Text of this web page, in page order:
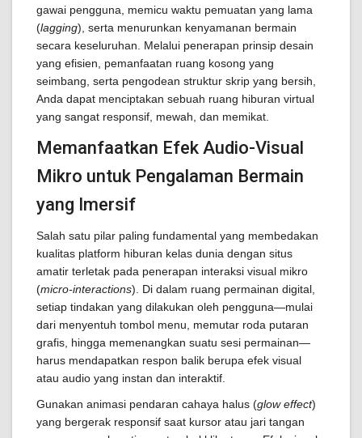
gawai pengguna, memicu waktu pemuatan yang lama
(lagging), serta menurunkan kenyamanan bermain
secara keseluruhan. Melalui penerapan prinsip desain
yang efisien, pemanfaatan ruang kosong yang
seimbang, serta pengodean struktur skrip yang bersih,
Anda dapat menciptakan sebuah ruang hiburan virtual
yang sangat responsif, mewah, dan memikat.
Memanfaatkan Efek Audio-Visual
Mikro untuk Pengalaman Bermain
yang Imersif
Salah satu pilar paling fundamental yang membedakan
kualitas platform hiburan kelas dunia dengan situs
amatir terletak pada penerapan interaksi visual mikro
(micro-interactions). Di dalam ruang permainan digital,
setiap tindakan yang dilakukan oleh pengguna—mulai
dari menyentuh tombol menu, memutar roda putaran
grafis, hingga memenangkan suatu sesi permainan—
harus mendapatkan respon balik berupa efek visual
atau audio yang instan dan interaktif.
Gunakan animasi pendaran cahaya halus (glow effect)
yang bergerak responsif saat kursor atau jari tangan